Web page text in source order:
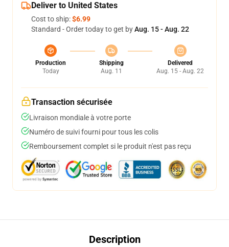
Deliver to United States
Cost to ship:$6.99
Standard - Order today to get byAug. 15 - Aug. 22
Production
Today
Shipping
Aug. 11
Delivered
Aug. 15 - Aug. 22
Transaction sécurisée
Livraison mondiale à votre porte
Numéro de suivi fourni pour tous les colis
Remboursement complet si le produit n'est pas reçu
Description